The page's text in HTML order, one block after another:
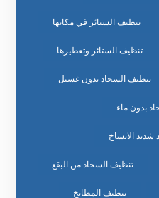
تنظيف الستائر في مكانها
تنظيف الستائر وتعطيرها
تنظيف السجاد بدون غسيل
بدون ماء
الاتساخ
تنظيف السجاد من البقع
تنظيف المطابخ